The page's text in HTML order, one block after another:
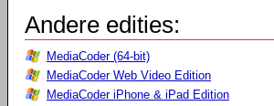
Andere edities:
MediaCoder (64-bit)
MediaCoder Web Video Edition
MediaCoder iPhone & iPad Edition